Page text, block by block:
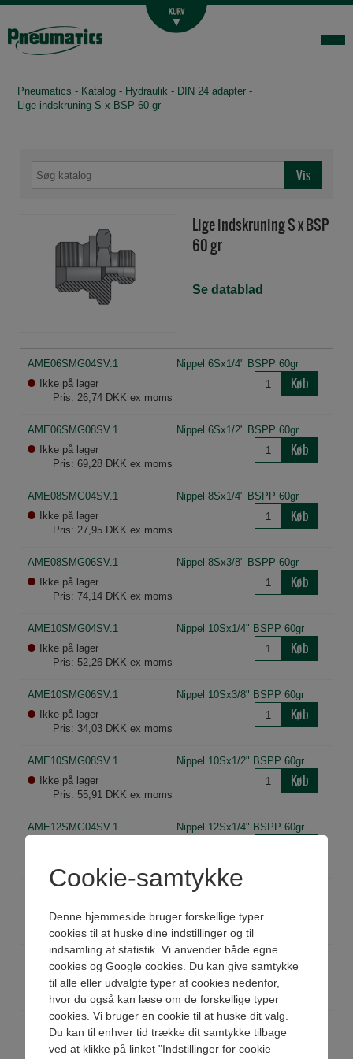
Fittings og slange
Handelsbetingelser
Om os
Pneumatics - Katalog - Hydraulik - DIN 24 adapter -
Lige indskruning S x BSP 60 gr
Lige indskruning S x BSP
60 gr
Se datablad
AME06SMG04SV.1
Nippel 6Sx1/4" BSPP 60gr
Ikke på lager
Pris: 26,74 DKK ex moms
Køb
AME06SMG08SV.1
Nippel 6Sx1/2" BSPP 60gr
Ikke på lager
Pris: 69,28 DKK ex moms
Køb
AME08SMG04SV.1
Nippel 8Sx1/4" BSPP 60gr
Ikke på lager
Pris: 27,95 DKK ex moms
Køb
AME08SMG06SV.1
Nippel 8Sx3/8" BSPP 60gr
Ikke på lager
Pris: 74,14 DKK ex moms
Køb
AME10SMG04SV.1
Nippel 10Sx1/4" BSPP 60gr
Ikke på lager
Pris: 52,26 DKK ex moms
Køb
AME10SMG06SV.1
Nippel 10Sx3/8" BSPP 60gr
Ikke på lager
Pris: 34,03 DKK ex moms
Køb
AME10SMG08SV.1
Nippel 10Sx1/2" BSPP 60gr
Ikke på lager
Pris: 55,91 DKK ex moms
Køb
AME12SMG04SV.1
Nippel 12Sx1/4" BSPP 60gr
Nippel 12Sx3/8" BSPP 60gr
På lager
Pris: 35,25 DKK ex moms
AME12SMG08SV.1
Nippel 12Sx1/2" BSPP 60gr
På lager
Pris: 47,40 DKK ex moms
AME14SMG06SV.1
Nippel 14Sx3/8" BSPP 60gr
Ikke på lager
Cookie-samtykke
Denne hjemmeside bruger forskellige typer
cookies til at huske dine indstillinger og til
indsamling af statistik. Vi anvender både egne
cookies og Google cookies. Du kan give samtykke
til alle eller udvalgte typer af cookies nedenfor,
hvor du også kan læse om de forskellige typer
cookies. Vi bruger en cookie til at huske dit valg.
Du kan til enhver tid trække dit samtykke tilbage
ved at klikke på linket "Indstillinger for cookie